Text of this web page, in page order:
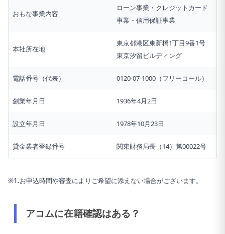
おもな事業内容
ローン事業・クレジットカード
事業・信用保証事業
本社所在地
東京都港区東新橋1丁目9番1号
東京汐留ビルディング
電話番号（代表） 0120-07-1000（フリーコール）
創業年月日 1936年4月2日
設立年月日 1978年10月23日
貸金業者登録番号 関東財務局長（14）第00022号
※1 .お申込時間や審査によりご希望に添えない場合がございます。
アコムに在籍確認はある？